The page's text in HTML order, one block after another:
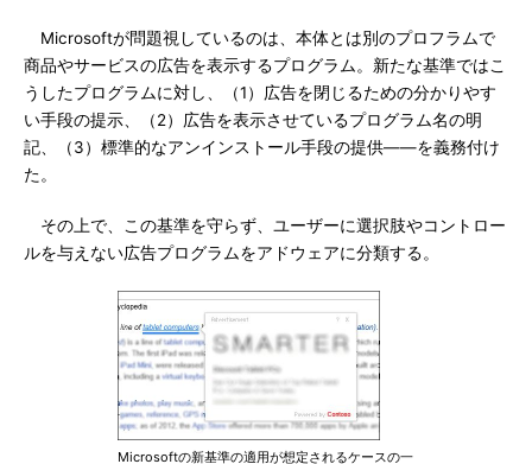
Microsoftが問題視しているのは、本体とは別のプロフラムで
商品やサービスの広告を表示するプログラム。新たな基準ではこ
うしたプログラムに対し、（1）広告を閉じるための分かりやす
い手段の提示、（2）広告を表示させているプログラム名の明
記、（3）標準的なアンインストール手段の提供――を義務付け
た。
その上で、この基準を守らず、ユーザーに選択肢やコントロー
ルを与えない広告プログラムをアドウェアに分類する。
Microsoftの新基準の適用が想定されるケースの一